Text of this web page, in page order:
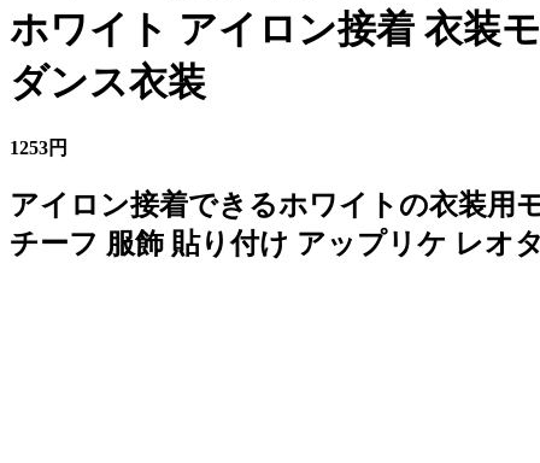
ホワイト アイロン接着 衣装
ダンス衣装
1253円
アイロン接着できるホワイトの衣装用
チーフ 服飾 貼り付け アップリケ レオ